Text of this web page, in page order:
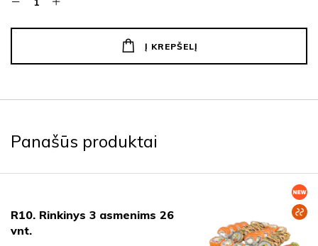
Į KREPŠELĮ
Panašūs produktai
R10. Rinkinys 3 asmenims 26
vnt.